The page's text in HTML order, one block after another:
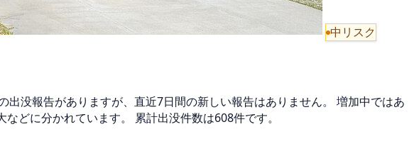
中リスク
没報告がありますが、直近7日間の新しい報告はありません。 増加中ではあ
どに分かれています。 累計出没件数は608件です。